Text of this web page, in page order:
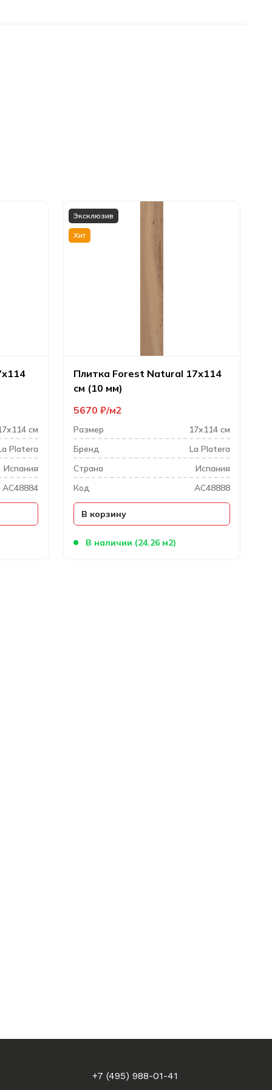
см
Platera
Испания
AC48884
Эксклюзив
Хит
Плитка Forest Natural 17х114
см (10 мм)
В наличии (24.26 м2)
5670 ₽ м2
Размер
17х114 см
Бренд
La Platera
Cтрана
Испания
Код
AC48888
В корзину
+7 (495) 988-01-41